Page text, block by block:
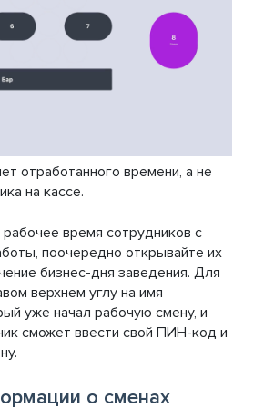
отработанного времени, а не
на кассе.
время сотрудников с
поочередно открывайте их
бизнес-дня заведения. Для
верхнем углу на имя
уже начал рабочую смену, и
сможет ввести свой ПИН-код и
о сменах